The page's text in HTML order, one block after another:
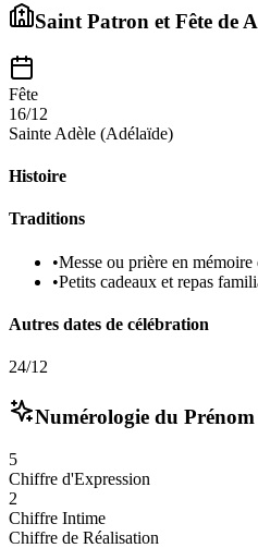
Saint Patron et Fête de
Fête
16/12
Sainte Adèle (Adélaïde)
Histoire
Traditions
•Messe ou prière en mémoire
•Petits cadeaux et repas
Autres dates de célébration
24/12
Numérologie du Prénom
5
Chiffre d'Expression
2
Chiffre Intime
Chiffre de Réalisation